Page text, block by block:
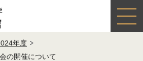
年度
の開催について